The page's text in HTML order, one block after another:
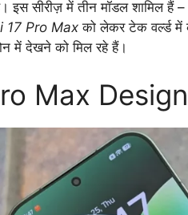
इस सीरीज़ में तीन मॉडल शामिल हैं –
17 Pro Max को लेकर टेक वर्ल्ड में
में देखने को मिल रहे हैं।
Max